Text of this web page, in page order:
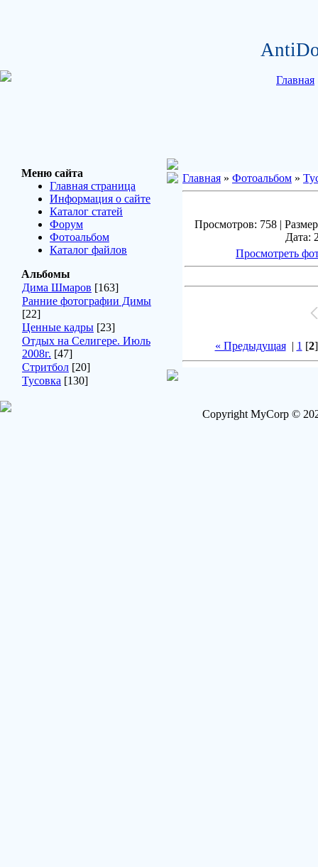
Главная
Меню сайта
Главная страница
Информация о сайте
Каталог статей
Форум
Фотоальбом
Каталог файлов
Альбомы
Дима Шмаров [163]
Ранние фотографии Димы
[22]
Ценные кадры [23]
Отдых на Селигере. Июль
2008г. [47]
Стритбол [20]
Тусовка [130]
Главная » Фотоальбом »
Просмотров: 758 |
Дата:
Просмотреть
« Предыдущая| 1 [2
Copyright MyCorp ©